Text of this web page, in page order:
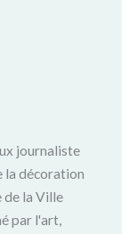
journaliste
la décoration
de la Ville
par l'art,